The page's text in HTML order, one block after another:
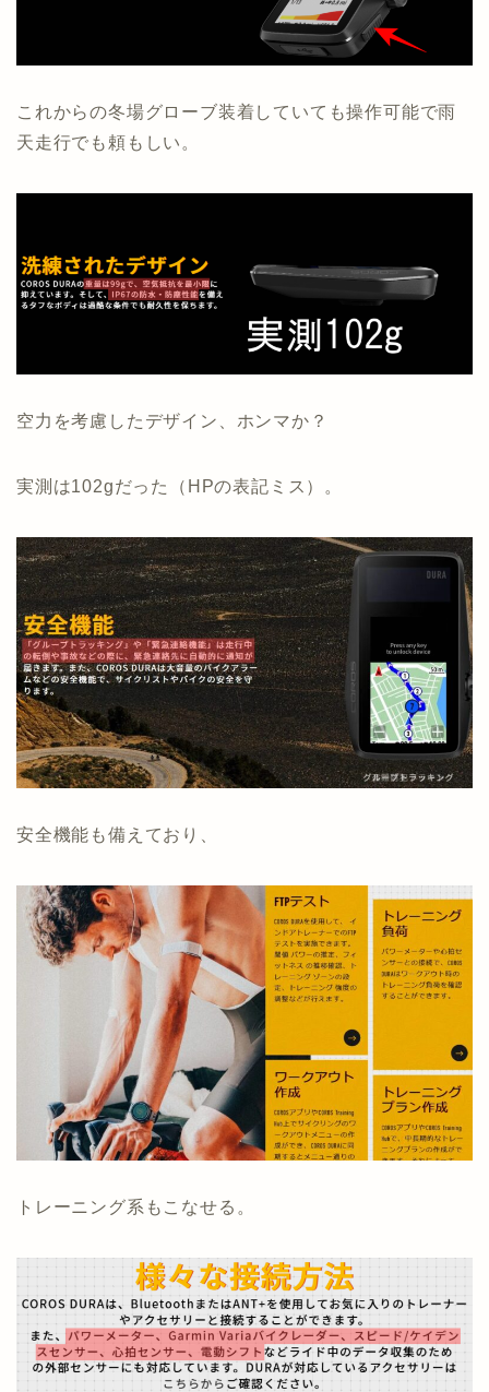
これからの冬場グローブ装着していても操作可能で雨
天走行でも頼もしい。
空力を考慮したデザイン、ホンマか？
実測は102gだった（HPの表記ミス）。
安全機能も備えており、
トレーニング系もこなせる。